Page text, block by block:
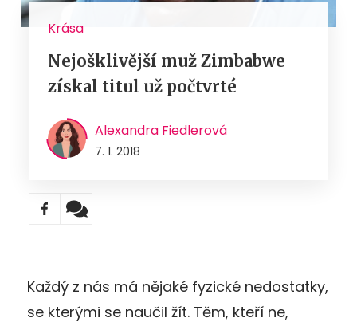
Krása
Nejošklivější muž Zimbabwe
získal titul už počtvrté
Alexandra Fiedlerová
7. 1. 2018
Každý z nás má nějaké fyzické nedostatky,
se kterými se naučil žít. Těm, kteří ne,